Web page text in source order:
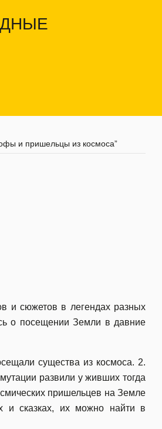
и пришельцы из космоса”
и сюжетов в легендах разных
о посещении Земли в давние
существа из космоса. 2.
развили у живших тогда
пришельцев на Земле
и сказках, их можно найти в